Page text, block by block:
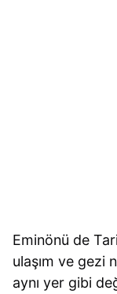
Eminönü de
ulaşım ve gezi
aynı yer gibi